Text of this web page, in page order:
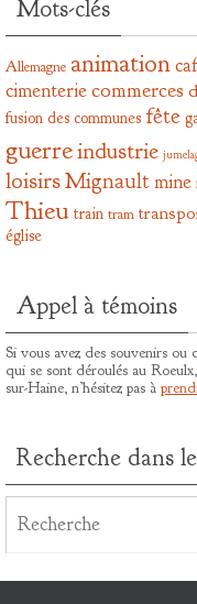
Mots-clés
Allemagne animation
cimenteriecommerces
fusion des communes fête
guerreindustrie
loisirsMignault mine
Thieu train tram
église
Appel à témoins
Si vous avez des souvenirs ou
qui se sont déroulés au
sur-Haine, n’hésitez pas à
Recherche dans